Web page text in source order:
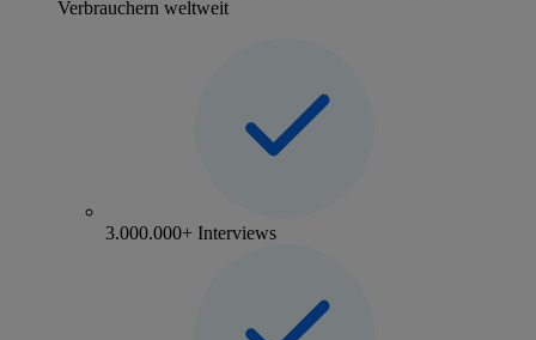
Verbrauchern weltweit
3.000.000+ Interviews